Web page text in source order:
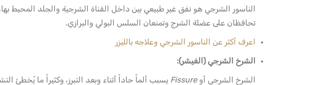
الناسور الشرجي هو نفق غير طبيعي بين داخل القناة الشرجية والجلد المحيط
تحافظان على عضلة الشرج وتمنعان السلس البولي والبرازي.
اعرف أكثر عن الناسور الشرجي وعلاجه بالليزر
الشرخ الشرجي (الفيشر):
الشرخ الشرجي أوFissure يسبب ألماً حاداً أثناء وبعد التبرز، وكثيراً ما يُخطئ